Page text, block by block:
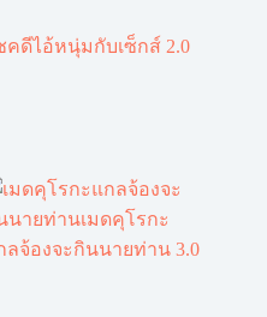
คดีไอ้หนุ่มกับเซ็กส์ 2.0